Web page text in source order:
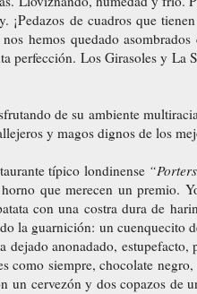
de cuadros que
hemos quedado
perfección. Los Girasoles y La
de su ambiente
y magos dignos de los
típico londinense
que merecen un premio.
con una costra dura de
la guarnición: un cuenquecito
dejado anonadado,
como siempre, chocolate
un cervezón y dos copazos de